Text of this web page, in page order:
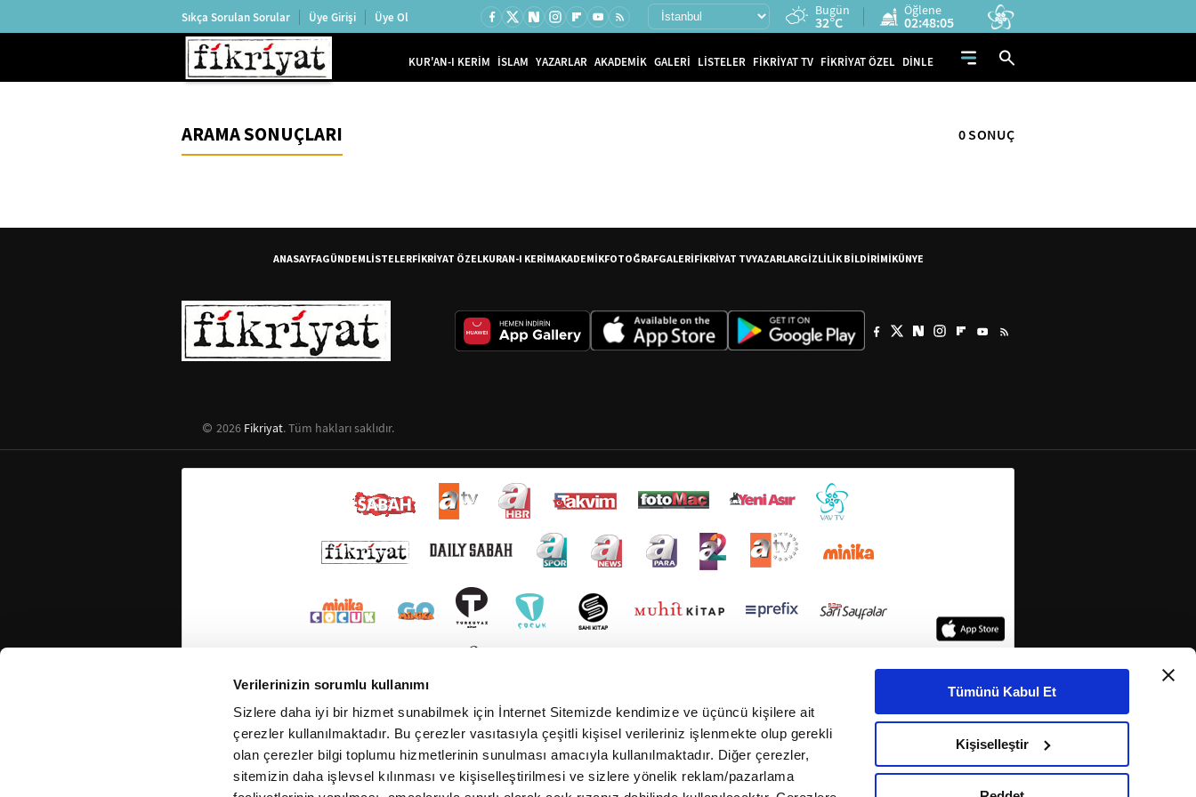
Verilerinizin sorumlu kullanımı
Sizlere daha iyi bir hizmet sunabilmek için İnternet Sitemizde kendimize ve üçüncü kişilere ait
çerezler kullanılmaktadır. Bu çerezler vasıtasıyla çeşitli kişisel verileriniz işlenmekte olup gerekli
olan çerezler bilgi toplumu hizmetlerinin sunulması amacıyla kullanılmaktadır. Diğer çerezler,
sitemizin daha işlevsel kılınması ve kişiselleştirilmesi ve sizlere yönelik reklam/pazarlama
Tümünü Kabul Et
Kişiselleştir
Sıkça Sorulan Sorular Üye Girişi Üye Ol Bugün
32°C
Öğlene
02:48:05
KUR'AN-I KERİM İSLAM YAZARLAR AKADEMİK GALERİ LİSTELER FİKRİYAT TV FİKRİYAT ÖZEL DİNLE
ARAMA SONUÇLARI 0 SONUÇ
ANASAYFAGÜNDEMLİSTELERFİKRİYAT ÖZELKURAN-I KERİMAKADEMİKFOTOĞRAFGALERİFİKRİYAT TVYAZARLARGİZLİLİK BİLDİRİMİKÜNYE
2026 Fikriyat. Tüm hakları saklıdır.